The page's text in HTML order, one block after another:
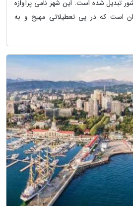
تبدیل شده است. این شهر نامی پرآوازه
است که در پی تعطیلاتی مهیج و به